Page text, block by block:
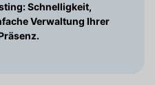
Schnelligkeit,
Verwaltung Ihrer